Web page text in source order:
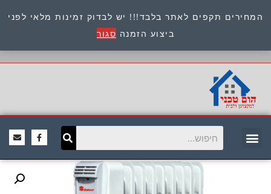
המחירים תקפים לאתר בלבד!!! יש לבדוק זמינות מלאי לפני
ביצוע הזמנה סגור
כתובת : היוזמים 9 אור יהודה שירות לקוחות 054-
8945722